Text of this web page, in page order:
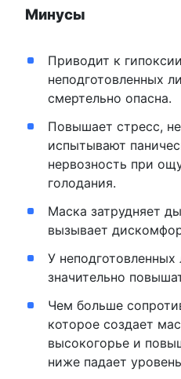
Минусы
Приводит к
неподготовленных
смертельно опасна.
Повышает стресс,
испытывают
нервозность при
голодания.
Маска затрудняет
вызывает
У
значительно
Чем больше
которое создает
высокогорье и
ниже падает